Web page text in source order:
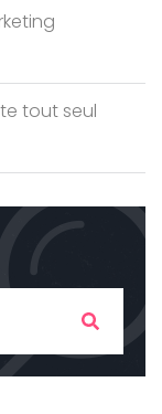
tout seul